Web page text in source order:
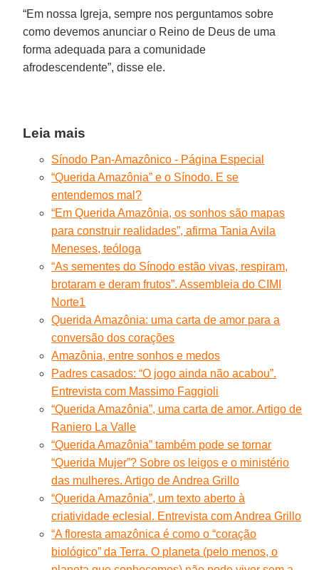
“Em nossa Igreja, sempre nos perguntamos sobre
como devemos anunciar o Reino de Deus de uma
forma adequada para a comunidade
afrodescendente”, disse ele.
Leia mais
Sínodo Pan-Amazônico - Página Especial
“Querida Amazônia” e o Sínodo. E se
entendemos mal?
“Em Querida Amazônia, os sonhos são mapas
para construir realidades”, afirma Tania Avila
Meneses, teóloga
“As sementes do Sínodo estão vivas, respiram,
brotaram e deram frutos”. Assembleia do CIMI
Norte1
Querida Amazônia: uma carta de amor para a
conversão dos corações
Amazônia, entre sonhos e medos
Padres casados: “O jogo ainda não acabou”.
Entrevista com Massimo Faggioli
“Querida Amazônia”, uma carta de amor. Artigo de
Raniero La Valle
“Querida Amazônia” também pode se tornar
“Querida Mujer”? Sobre os leigos e o ministério
das mulheres. Artigo de Andrea Grillo
“Querida Amazônia”, um texto aberto à
criatividade eclesial. Entrevista com Andrea Grillo
“A floresta amazônica é como o “coração
biológico” da Terra. O planeta (pelo menos, o